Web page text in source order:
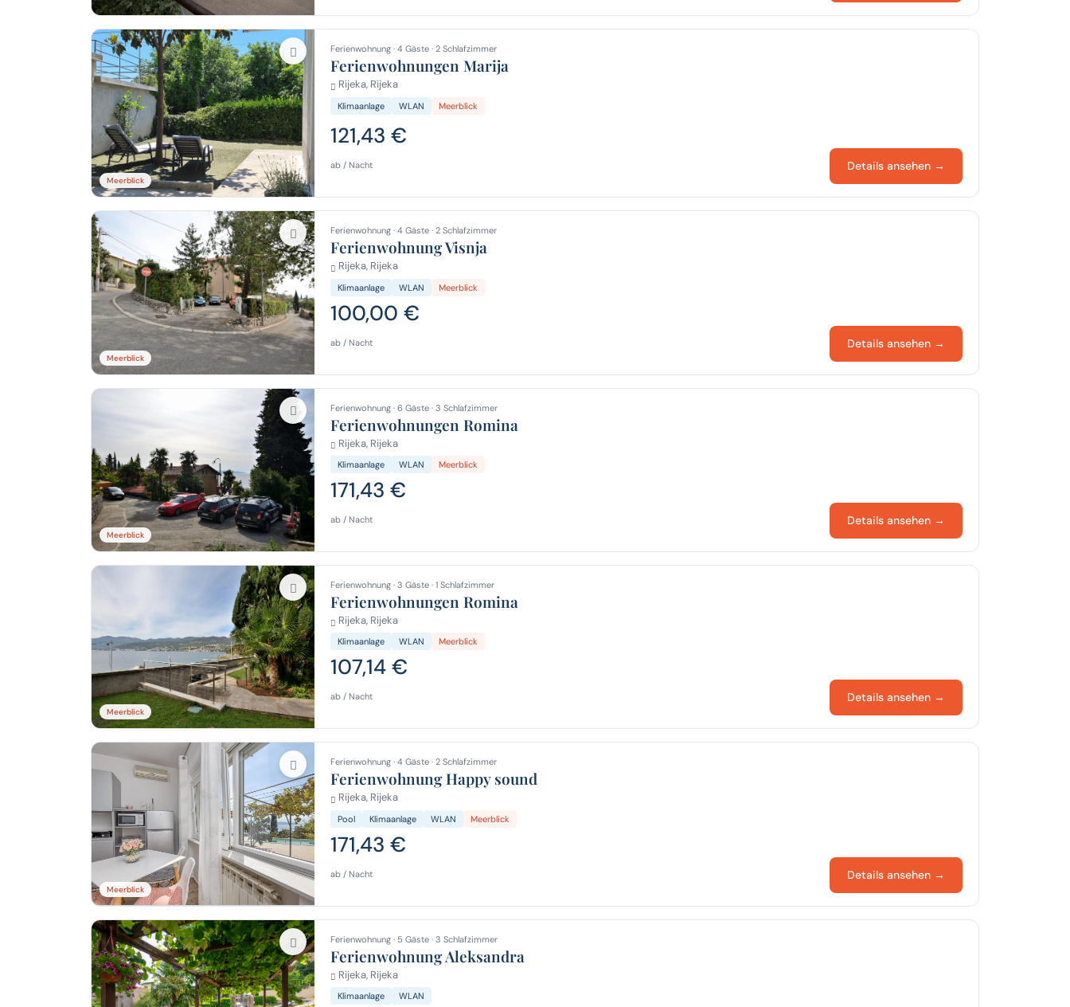
Meerblick
Ferienwohnung · 4 Gäste · 2 Schlafzimmer
Ferienwohnungen Marija
Rijeka, Rijeka
Klimaanlage WLAN Meerblick
121,43 €
ab / Nacht Details ansehen →
Meerblick
Ferienwohnung · 4 Gäste · 2 Schlafzimmer
Ferienwohnung Visnja
Rijeka, Rijeka
Klimaanlage WLAN Meerblick
100,00 €
ab / Nacht Details ansehen →
Meerblick
Ferienwohnung · 6 Gäste · 3 Schlafzimmer
Ferienwohnungen Romina
Rijeka, Rijeka
Klimaanlage WLAN Meerblick
171,43 €
ab / Nacht Details ansehen →
Meerblick
Ferienwohnung · 3 Gäste · 1 Schlafzimmer
Ferienwohnungen Romina
Rijeka, Rijeka
Klimaanlage WLAN Meerblick
107,14 €
ab / Nacht Details ansehen →
Meerblick
Ferienwohnung · 4 Gäste · 2 Schlafzimmer
Ferienwohnung Happy sound
Rijeka, Rijeka
Pool Klimaanlage WLAN Meerblick
171,43 €
ab / Nacht Details ansehen →
Ferienwohnung · 5 Gäste · 3 Schlafzimmer
Ferienwohnung Aleksandra
Rijeka, Rijeka
Klimaanlage WLAN